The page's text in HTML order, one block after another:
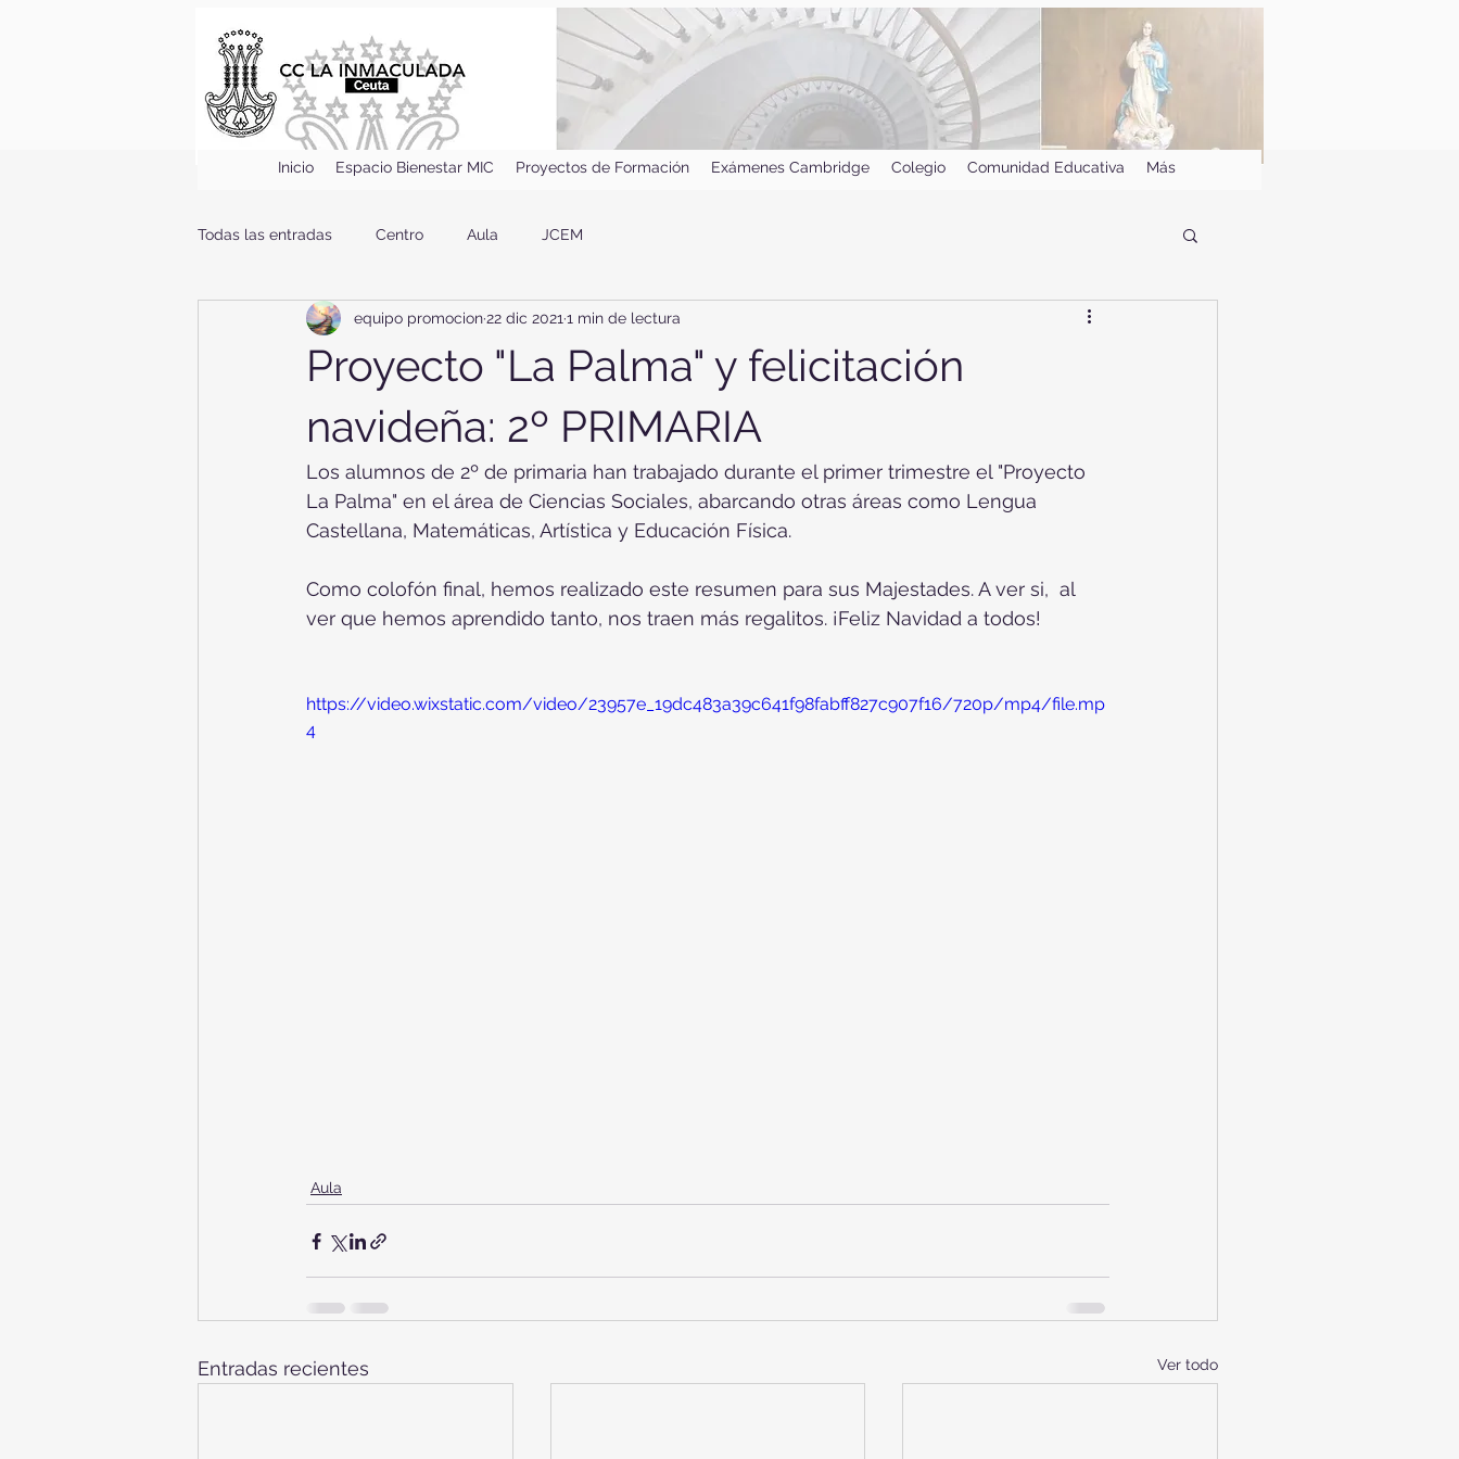
Inicio Espacio Bienestar MIC Proyectos de Formación Exámenes Cambridge Colegio Comunidad Educativa Más
Todas las entradas Centro Aula JCEM
Proyecto "La Palma" y felicitación
navideña: 2º PRIMARIA
equipo promocion22 dic 2021 1 min de lectura
Los alumnos de 2º de primaria han trabajado durante el primer trimestre el "Proyecto
La Palma" en el área de Ciencias Sociales, abarcando otras áreas como Lengua
Castellana, Matemáticas, Artística y Educación Física.
Como colofón final, hemos realizado este resumen para sus Majestades. A ver si,  al
ver que hemos aprendido tanto, nos traen más regalitos. ¡Feliz Navidad a todos!
https://video.wixstatic.com/video/23957e_19dc483a39c641f98fabff827c907f16/720p/mp4/file.mp
4
Aula
Entradas recientes Ver todo